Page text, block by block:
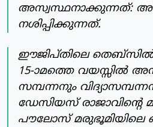
അസ്വസ്ഥനാക്കുന്നത്:
നശിപ്പിക്കുന്നത്.
ഈജിപ്തിലെ തെബ്‌സില്‍
15-ാമത്തെ വയസ്സില്‍
സമ്പന്നനും
ഡേസിയസ് രാജാവിന്റെ
പൗലോസ്